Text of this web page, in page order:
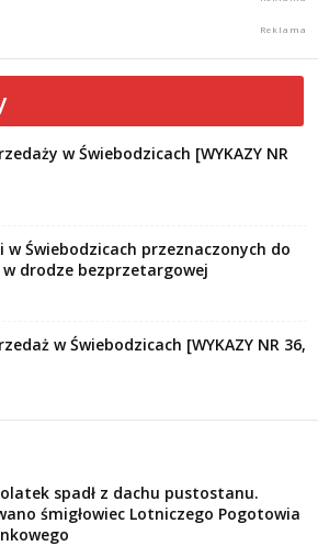
w Świebodzicach [WYKAZY NR
w Świebodzicach przeznaczonych do
drodze bezprzetargowej
w Świebodzicach [WYKAZY NR 36,
spadł z dachu pustostanu.
śmigłowiec Lotniczego Pogotowia